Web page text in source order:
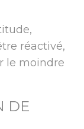
réactivé,
le moindre
DE